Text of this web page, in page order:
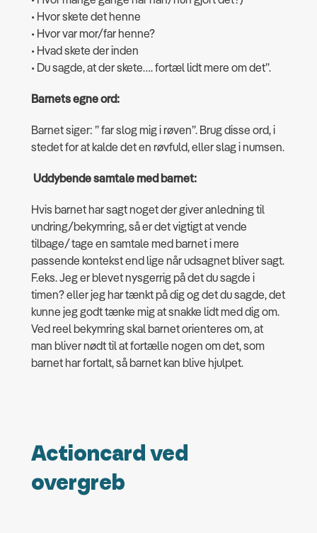
• Hvor skete det henne
• Hvor var mor/far henne?
• Hvad skete der inden
• Du sagde, at der skete…. fortæl lidt mere om det”.
Barnets egne ord:
Barnet siger: ” far slog mig i røven”. Brug disse ord, i
stedet for at kalde det en røvfuld, eller slag i numsen.
Uddybende samtale med barnet:
Hvis barnet har sagt noget der giver anledning til
undring/bekymring, så er det vigtigt at vende
tilbage/ tage en samtale med barnet i mere
passende kontekst end lige når udsagnet bliver sagt.
F.eks. Jeg er blevet nysgerrig på det du sagde i
timen? eller jeg har tænkt på dig og det du sagde, det
kunne jeg godt tænke mig at snakke lidt med dig om.
Ved reel bekymring skal barnet orienteres om, at
man bliver nødt til at fortælle nogen om det, som
barnet har fortalt, så barnet kan blive hjulpet.
Actioncard ved
overgreb